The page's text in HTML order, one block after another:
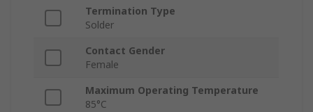
Termination Type
Solder
Contact Gender
Female
Maximum Operating Temperature
85°C